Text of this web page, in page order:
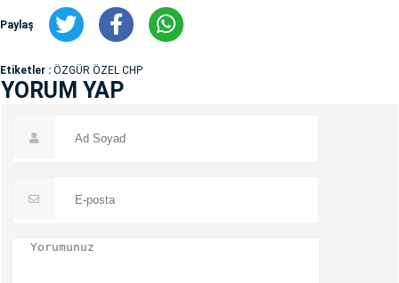
Paylaş
Etiketler : ÖZGÜR ÖZEL CHP
YORUM YAP